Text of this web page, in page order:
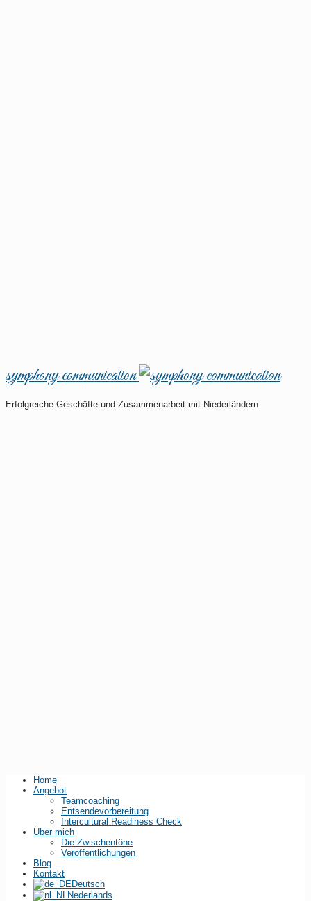
symphony communication
Erfolgreiche Geschäfte und Zusammenarbeit mit Niederländern
Home
Angebot
Teamcoaching
Entsendevorbereitung
Intercultural Readiness Check
Über mich
Die Zwischentöne
Veröffentlichungen
Blog
Kontakt
Deutsch
Nederlands